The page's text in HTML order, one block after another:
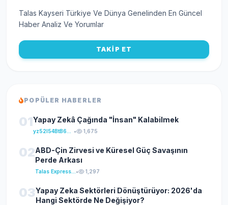
Talas Kayseri Türkiye Ve Dünya Genelinden En Güncel
Haber Analiz Ve Yorumlar
TAKİP ET
POPÜLER HABERLER
01Yapay Zekâ Çağında "İnsan" Kalabilmek
• 1,675
02ABD-Çin Zirvesi ve Küresel Güç Savaşının
Perde Arkası
• 1,297
03Yapay Zeka Sektörleri Dönüştürüyor: 2026'da
Hangi Sektörde Ne Değişiyor?